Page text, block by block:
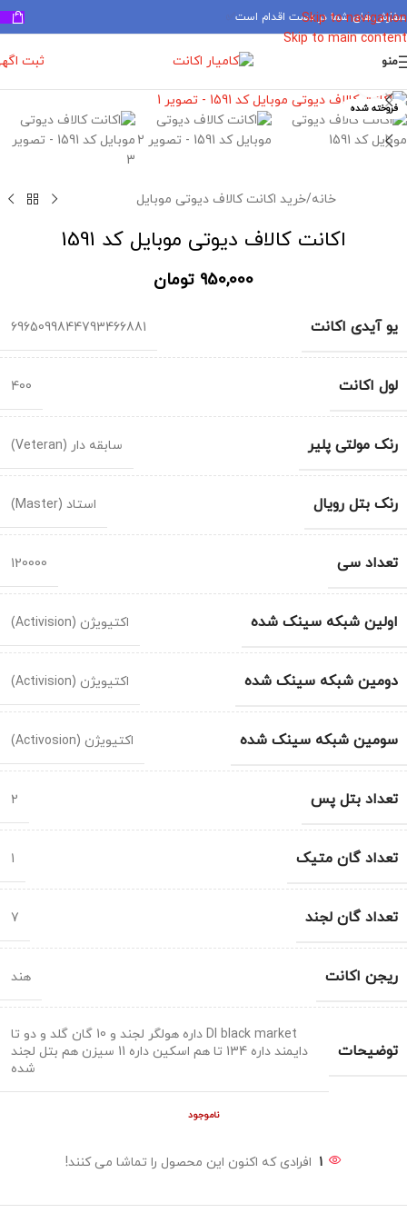
Skip to navigation
Skip to main content
سفارش های شما در دست اقدام است
منو ثبت
فروخته شده
خانه/خرید اکانت کالاف دیوتی موبایل
اکانت کالاف دیوتی موبایل کد 1591
950,000 تومان
یو آیدی اکانت 6965099844793466881
لول اکانت 400
رنک مولتی پلیر سابقه دار (Veteran)
رنک بتل رویال استاد (Master)
تعداد سی 120000
اولین شبکه سینک شده اکتیویژن (Activision)
دومین شبکه سینک شده اکتیویژن (Activision)
سومین شبکه سینک شده اکتیویژن (Activosion)
تعداد بتل پس 2
تعداد گان متیک 1
تعداد گان لجند 7
ریجن اکانت هند
توضیحات
Dl black market داره هولگر لجند و 10 گان گلد و دو تا
دایمند داره 134 تا هم اسکین داره 11 سیزن هم بتل لجند
شده
ناموجود
1 افرادی که اکنون این محصول را تماشا می کنند!